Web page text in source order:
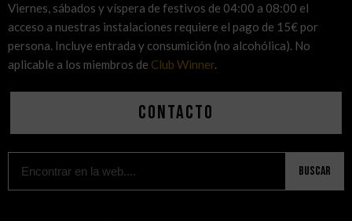
Viernes, sábados y víspera de festivos de 04:00 a 08:00 el
acceso a nuestras instalaciones requiere el pago de 15€ por
persona. Incluye entrada y consumición (no alcohólica). No
aplicable a los miembros de Club Winner.
Contacto
Buscar